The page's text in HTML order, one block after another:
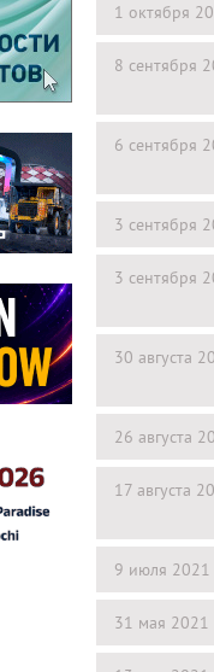
1 октября
8 сентября
6 сентября
3 сентября
3 сентября
30 августа
26 августа
17 августа
9 июля 2021
31 мая 2021